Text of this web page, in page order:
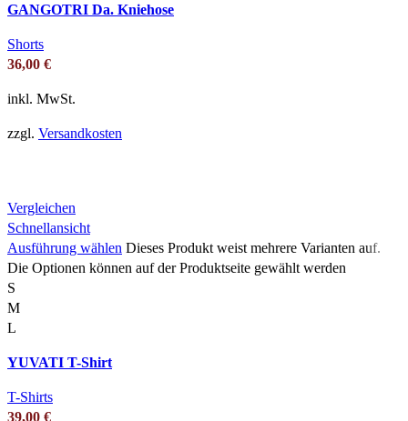
GANGOTRI Da. Kniehose
Shorts
36,00 €
inkl. MwSt.
zzgl. Versandkosten
Vergleichen
Schnellansicht
Ausführung wählen Dieses Produkt weist mehrere Varianten auf.
Die Optionen können auf der Produktseite gewählt werden
S
M
L
YUVATI T-Shirt
T-Shirts
39,00 €